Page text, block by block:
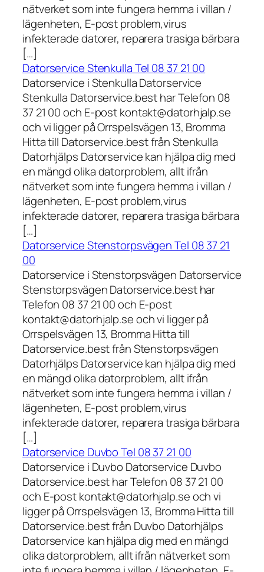
nätverket som inte fungera hemma i villan /
lägenheten, E-post problem,virus
infekterade datorer, reparera trasiga bärbara
[…]
Datorservice Stenkulla Tel 08 37 21 00
Datorservice i Stenkulla Datorservice
Stenkulla Datorservice.best har Telefon 08
37 21 00 och E-post kontakt@datorhjalp.se
och vi ligger på Orrspelsvägen 13, Bromma
Hitta till Datorservice.best från Stenkulla
Datorhjälps Datorservice kan hjälpa dig med
en mängd olika datorproblem, allt ifrån
nätverket som inte fungera hemma i villan /
lägenheten, E-post problem,virus
infekterade datorer, reparera trasiga bärbara
[…]
Datorservice Stenstorpsvägen Tel 08 37 21
00
Datorservice i Stenstorpsvägen Datorservice
Stenstorpsvägen Datorservice.best har
Telefon 08 37 21 00 och E-post
kontakt@datorhjalp.se och vi ligger på
Orrspelsvägen 13, Bromma Hitta till
Datorservice.best från Stenstorpsvägen
Datorhjälps Datorservice kan hjälpa dig med
en mängd olika datorproblem, allt ifrån
nätverket som inte fungera hemma i villan /
lägenheten, E-post problem,virus
infekterade datorer, reparera trasiga bärbara
[…]
Datorservice Duvbo Tel 08 37 21 00
Datorservice i Duvbo Datorservice Duvbo
Datorservice.best har Telefon 08 37 21 00
och E-post kontakt@datorhjalp.se och vi
ligger på Orrspelsvägen 13, Bromma Hitta till
Datorservice.best från Duvbo Datorhjälps
Datorservice kan hjälpa dig med en mängd
olika datorproblem, allt ifrån nätverket som